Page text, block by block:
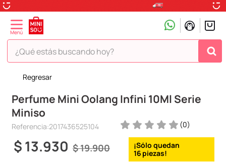
¿Qué estás buscando hoy?
Regresar
Perfume Mini Oolang Infini 10Ml Serie
Miniso
Referencia:2017436525104 (0)
$19.900
$13.930 16
TÉRMINOS MÁS BUSCADOS
1.
peluche
2.
hello kitty
3.
snoopy
4.
ositos cariñositos